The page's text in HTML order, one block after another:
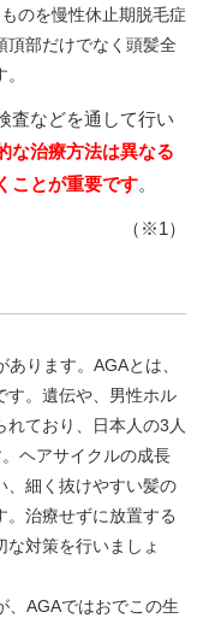
のを慢性休止期脱毛症
頂部だけでなく頭髪全
査などを通して行い
な治療方法は異なる
ことが重要です。
（※1）
ります。AGAとは、
す。遺伝や、男性ホル
れており、日本人の3人
ヘアサイクルの成長
、細く抜けやすい髪の
。治療せずに放置する
な対策を行いましょ
、AGAではおでこの生